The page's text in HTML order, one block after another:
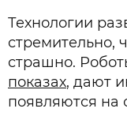
Технологии
стремительно,
страшно.
показах, дают
появляются на